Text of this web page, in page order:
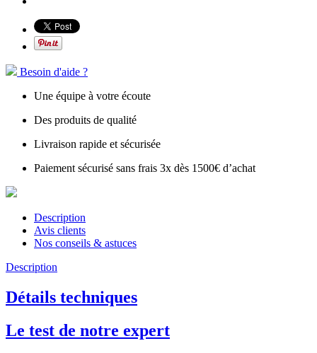
Besoin d'aide ?
Une équipe à votre écoute
Des produits de qualité
Livraison rapide et sécurisée
Paiement sécurisé sans frais 3x dès 1500€ d’achat
Description
Avis clients
Nos conseils & astuces
Description
Détails techniques
Le test de notre expert